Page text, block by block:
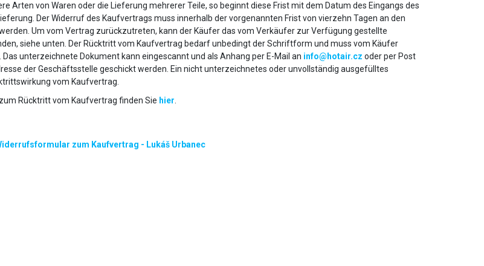
Arten von Waren oder die Lieferung mehrerer Teile, so beginnt diese Frist mit dem Datum des Eingangs des
Der Widerruf des Kaufvertrags muss innerhalb der vorgenannten Frist von vierzehn Tagen an den
Um vom Vertrag zurückzutreten, kann der Käufer das vom Verkäufer zur Verfügung gestellte
siehe unten. Der Rücktritt vom Kaufvertrag bedarf unbedingt der Schriftform und muss vom Käufer
unterzeichnete Dokument kann eingescannt und als Anhang per E-Mail an info@hotair.cz oder per Post
der Geschäftsstelle geschickt werden. Ein nicht unterzeichnetes oder unvollständig ausgefülltes
vom Kaufvertrag.
Rücktritt vom Kaufvertrag finden Sie hier
zum Kaufvertrag - Lukáš Urbanec